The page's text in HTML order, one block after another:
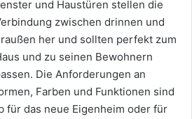
und Haustüren stellen die
zwischen drinnen und
her und sollten perfekt zum
und zu seinen Bewohnern
Die Anforderungen an
Farben und Funktionen sind
für das neue Eigenheim oder für